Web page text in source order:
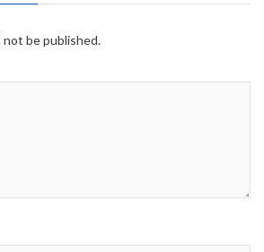
not be published.